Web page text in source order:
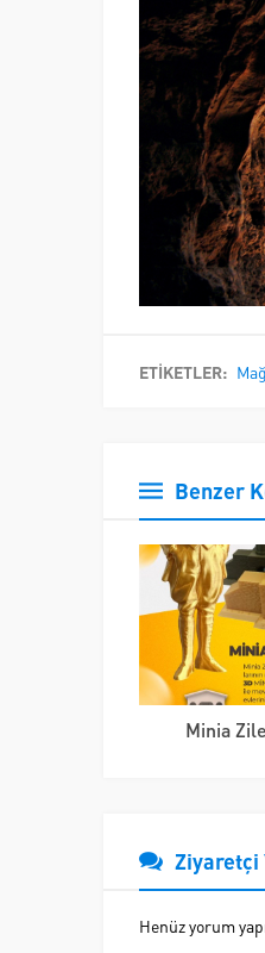
ETİKETLER:
Benzer
Minia
Ziyaretçi
Henüz yorum